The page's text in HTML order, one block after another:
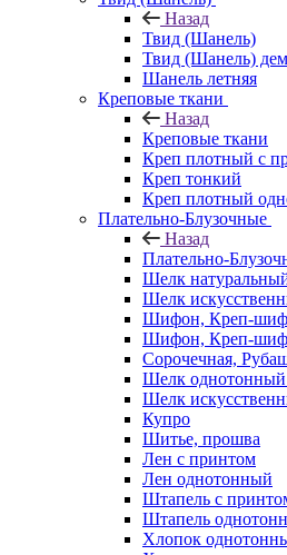
Назад
Твид (Шанель)
Твид (Шанель)
Шанель летняя
Креповые ткани
Назад
Креповые ткани
Креп плотный с
Креп тонкий
Креп плотный
Плательно-Блузочные
Назад
Плательно-
Шелк
Шелк
Шифон, Креп-
Шифон, Креп-
Сорочечная,
Шелк однотонный
Шелк
Купро
Шитье, прошва
Лен с принтом
Лен однотонный
Штапель с
Штапель
Хлопок